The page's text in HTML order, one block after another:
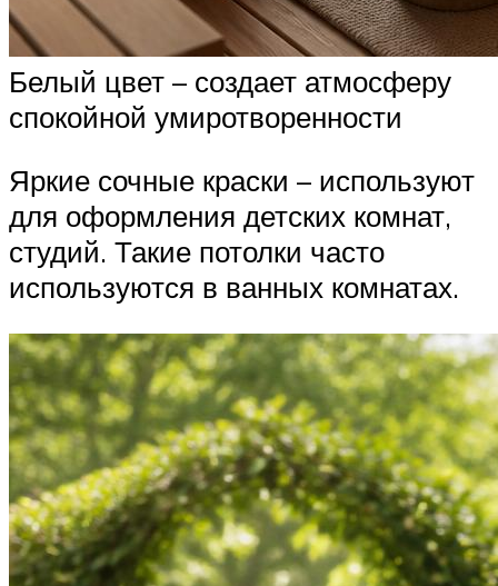
Белый цвет – создает атмосферу
спокойной умиротворенности
Яркие сочные краски – используют
для оформления детских комнат,
студий. Такие потолки часто
используются в ванных комнатах.